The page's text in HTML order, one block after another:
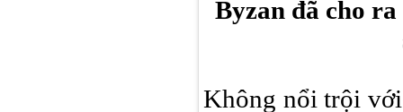
Byzan đã cho
Không nổi trội